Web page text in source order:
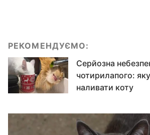
РЕКОМЕНДУЄМО:
Серйозна
чотирилапого:
наливати коту